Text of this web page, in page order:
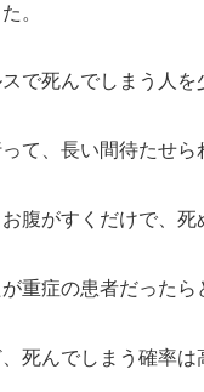
。
で死んでしまう人を
て、長い間待たせ
腹がすくだけで、死
重症の患者だったら
死んでしまう確率は